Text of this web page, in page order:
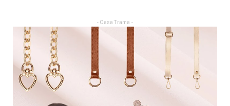
- Casa Trama -